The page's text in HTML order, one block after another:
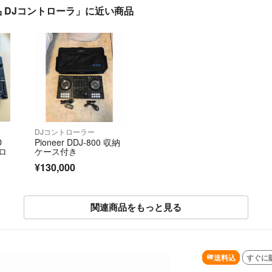
コントローラ」に近い商品
DJコントローラー
Pioneer DDJ-800 収納
ケース付き
¥130,000
関連商品をもっと見る
SOLD OUT
送料込 すぐに